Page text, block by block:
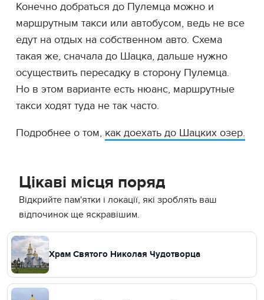
Конечно добраться до Пулемца можно и
маршрутным такси или автобусом, ведь не все
едут на отдых на собственном авто. Схема
такая же, сначала до Шацка, дальше нужно
осуществить пересадку в сторону Пулемца.
Но в этом варианте есть нюанс, маршрутные
такси ходят туда не так часто.
Подробнее о том, как доехать до Шацких озер.
Цікаві місця поряд
Відкрийте пам'ятки і локації, які зроблять ваш
відпочинок ще яскравішим.
Храм Святого Николая Чудотворца